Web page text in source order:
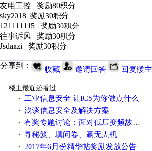
友电工控 奖励80积分
sky2018 奖励30积分
121111115 奖励30积分
往事诉风 奖励30积分
Jsdanzi 奖励30积分
分享到： 收藏 邀请回答 回复楼主
楼主最近还看过
·
工业信息安全 让ICS为你做点什么
· 浅谈信息安全及解决方案
· 有奖专题讨论：面对低压变频故障，老手是这样解决的！
· 寻秘笈、填问卷、赢无人机
· 2017年6月份精华帖奖励发放公告